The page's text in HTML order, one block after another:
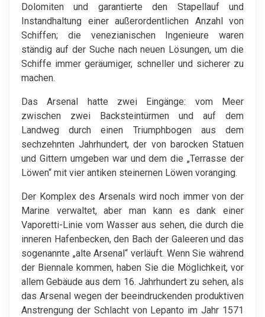
Dolomiten und garantierte den Stapellauf und
Instandhaltung einer außerordentlichen Anzahl von
Schiffen; die venezianischen Ingenieure waren
ständig auf der Suche nach neuen Lösungen, um die
Schiffe immer geräumiger, schneller und sicherer zu
machen.
Das Arsenal hatte zwei Eingänge: vom Meer
zwischen zwei Backsteintürmen und auf dem
Landweg durch einen Triumphbogen aus dem
sechzehnten Jahrhundert, der von barocken Statuen
und Gittern umgeben war und dem die „Terrasse der
Löwen“ mit vier antiken steinernen Löwen voranging.
Der Komplex des Arsenals wird noch immer von der
Marine verwaltet, aber man kann es dank einer
Vaporetti-Linie vom Wasser aus sehen, die durch die
inneren Hafenbecken, den Bach der Galeeren und das
sogenannte „alte Arsenal“ verläuft. Wenn Sie während
der Biennale kommen, haben Sie die Möglichkeit, vor
allem Gebäude aus dem 16. Jahrhundert zu sehen, als
das Arsenal wegen der beeindruckenden produktiven
Anstrengung der Schlacht von Lepanto im Jahr 1571